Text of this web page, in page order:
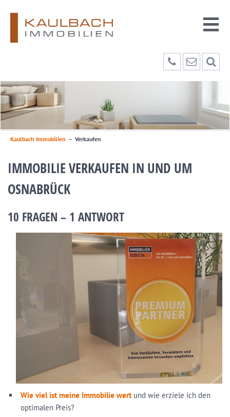
Kaulbach Immobilien – Verkaufen
IMMOBILIE VERKAUFEN IN UND UM
OSNABRÜCK
10 FRAGEN – 1 ANTWORT
Wie viel ist meine Immobilie wert und wie erziele ich den
optimalen Preis?